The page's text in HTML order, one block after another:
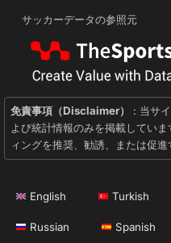
サッカーデータの参照元
免責事項（Disclaimer）
: 当サ
よび統計情報のみを掲載してい
ィングを推奨、勧誘、または促
English Turkish
Russian Spanish